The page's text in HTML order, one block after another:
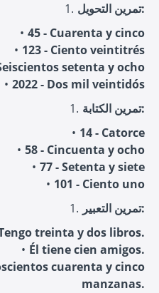
تمرين التحويل:
45 - Cuarenta y cinco
123 - Ciento veintitrés
setenta y ocho
2022 - Dos mil veintidós
تمرين الكتابة:
14 - Catorce
58 - Cincuenta y ocho
77 - Setenta y siete
101 - Ciento uno
تمرين التعبير:
treinta y dos libros.
Él tiene cien amigos.
cuarenta y cinco
manzanas.